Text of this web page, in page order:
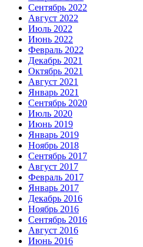
Сентябрь 2022
Август 2022
Июль 2022
Июнь 2022
Февраль 2022
Декабрь 2021
Октябрь 2021
Август 2021
Январь 2021
Сентябрь 2020
Июль 2020
Июнь 2019
Январь 2019
Ноябрь 2018
Сентябрь 2017
Август 2017
Февраль 2017
Январь 2017
Декабрь 2016
Ноябрь 2016
Сентябрь 2016
Август 2016
Июнь 2016